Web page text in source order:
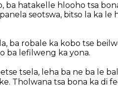
ba hatakelle hlooho tsa
seotswa, bitso la ka
ba robale ka kobo tse
ba lefilweng ka yona.
tsela, leha ba ne ba le
Tholwana tsa bona ka di